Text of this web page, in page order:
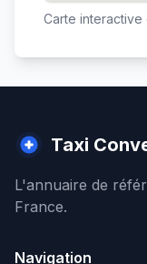
Carte interactive
Taxi
L'annuaire de
France.
Navigation